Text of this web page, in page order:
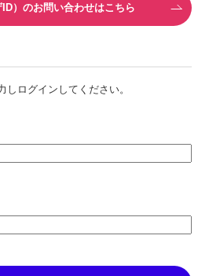
ID）のお問い合わせはこちら
ログインしてください。